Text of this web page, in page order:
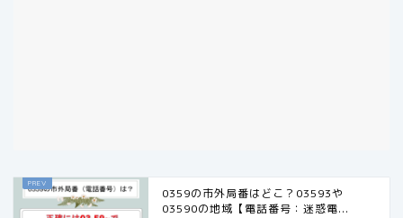
0359の市外局番はどこ？03593や
03590の地域【電話番号：迷惑電...